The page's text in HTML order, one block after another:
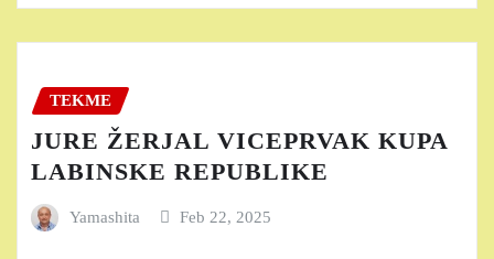
TEKME
JURE ŽERJAL VICEPRVAK KUPA
LABINSKE REPUBLIKE
Yamashita Feb 22, 2025